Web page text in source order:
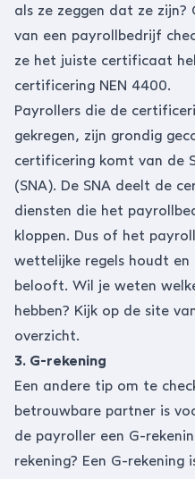
als ze zeggen dat ze
van een payrollbedrijf
ze het juiste certificaat
certificering NEN 4400.
Payrollers die de
gekregen, zijn grondig
certificering komt van de
(SNA). De SNA deelt de
diensten die het
kloppen. Dus of het
wettelijke regels houdt
belooft. Wil je weten
hebben? Kijk op de site
overzicht.
3. G-rekening
Een andere tip om te
betrouwbare partner is
de payroller een G-
rekening? Een G-rekening